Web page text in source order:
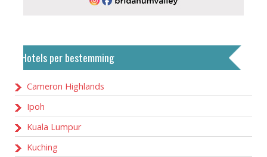
Hotels per bestemming
Cameron Highlands
Ipoh
Kuala Lumpur
Kuching